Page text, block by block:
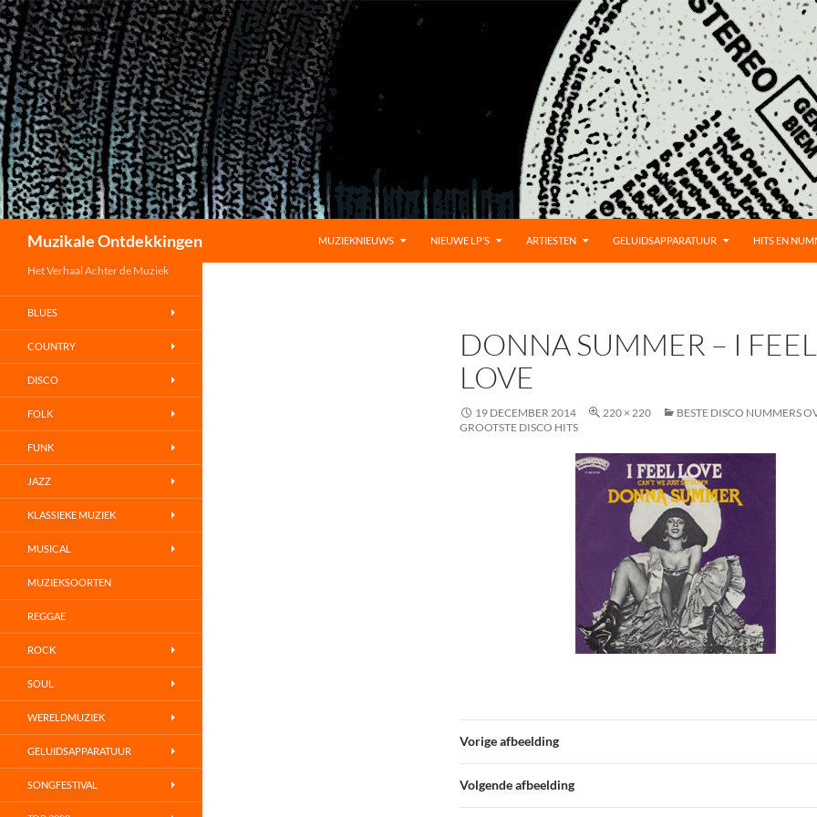
Muzikale Ontdekkingen
MUZIEKNIEUWS
NIEUWE LP’S ARTIESTEN GELUIDSAPPARATUUR HITS EN
DONNA SUMMER – I FEEL
LOVE
19 DECEMBER 2014 220 × 220
BESTE DISCO NUMMERS
GROOTSTE DISCO HITS
Vorige afbeelding
Volgende afbeelding
Het Verhaal Achter de Muziek
BLUES
COUNTRY
DISCO
FOLK
FUNK
JAZZ
KLASSIEKE MUZIEK
MUSICAL
MUZIEKSOORTEN
REGGAE
ROCK
SOUL
WERELDMUZIEK
GELUIDSAPPARATUUR
SONGFESTIVAL